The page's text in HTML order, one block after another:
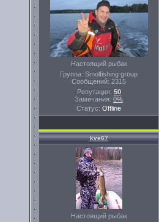
Настоящий рыбак
Группа: Smolfishing group
Сообщений: 2315
Репутация: 50
Замечания: 0%
Статус: Offline
kve67
Настоящий рыбак